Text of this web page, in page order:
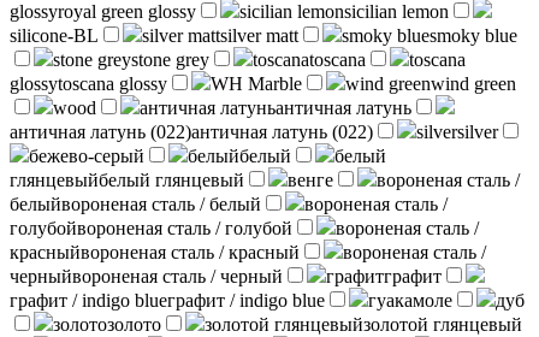
glossyroyal green glossy sicilian lemonsicilian lemon
silicone-BL
silver mattsilver matt smoky bluesmoky blue
stone greystone grey toscanatoscana
toscana
glossytoscana glossy WH Marble wind greenwind green
wood
античная латуньантичная латунь
античная латунь (022)античная латунь (022) silversilver
бежево-серый
белыйбелый
белый
глянцевыйбелый глянцевый венге
вороненая сталь /
белыйвороненая сталь / белый
вороненая сталь /
голубойвороненая сталь / голубой
вороненая сталь /
красныйвороненая сталь / красный
вороненая сталь /
черныйвороненая сталь / черный графитграфит
графит / indigo blueграфит / indigo blue гуакамоле
дуб
золотозолото золотой глянцевыйзолотой глянцевый